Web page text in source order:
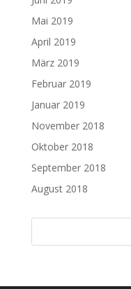
Mai 2019
April 2019
März 2019
Februar 2019
Januar 2019
November 2018
Oktober 2018
September 2018
August 2018